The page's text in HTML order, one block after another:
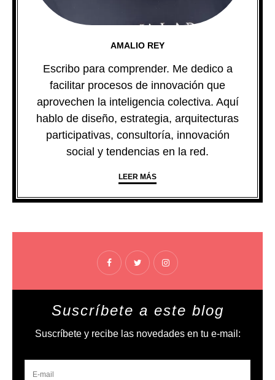
AMALIO REY
Escribo para comprender. Me dedico a
facilitar procesos de innovación que
aprovechen la inteligencia colectiva. Aquí
hablo de diseño, estrategia, arquitecturas
participativas, consultoría, innovación
social y tendencias en la red.
LEER MÁS
Suscríbete a este blog
Suscríbete y recibe las novedades en tu e-mail: